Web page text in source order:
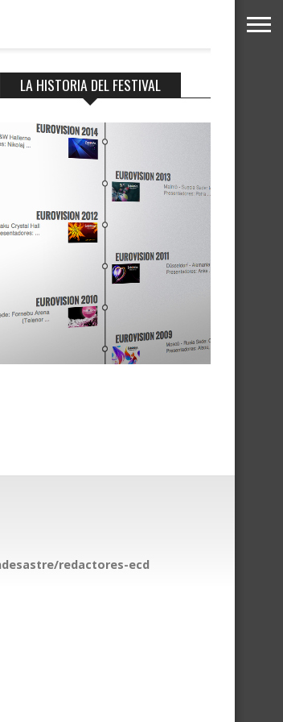
LA HISTORIA DEL FESTIVAL
redactores-ecd